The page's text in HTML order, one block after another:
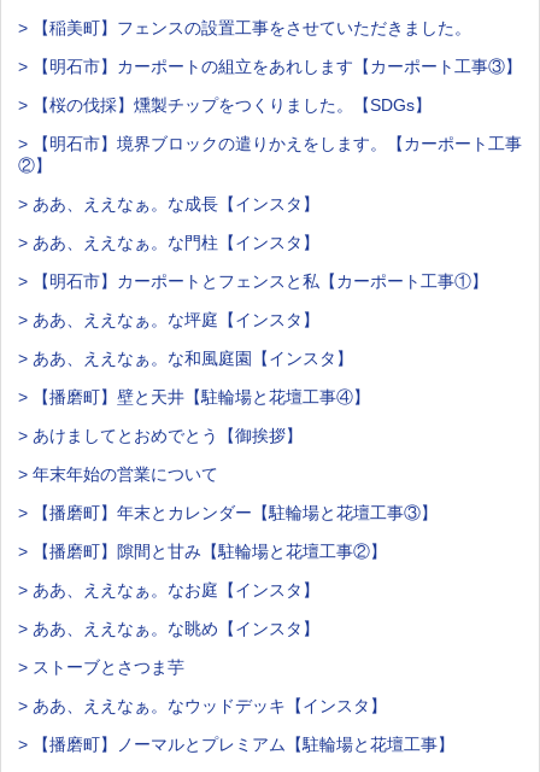
> 【稲美町】フェンスの設置工事をさせていただきました。
> 【明石市】カーポートの組立をあれします【カーポート工事③】
> 【桜の伐採】燻製チップをつくりました。【SDGs】
> 【明石市】境界ブロックの遣りかえをします。【カーポート工事
②】
> ああ、ええなぁ。な成長【インスタ】
> ああ、ええなぁ。な門柱【インスタ】
> 【明石市】カーポートとフェンスと私【カーポート工事①】
> ああ、ええなぁ。な坪庭【インスタ】
> ああ、ええなぁ。な和風庭園【インスタ】
> 【播磨町】壁と天井【駐輪場と花壇工事④】
> あけましてとおめでとう【御挨拶】
> 年末年始の営業について
> 【播磨町】年末とカレンダー【駐輪場と花壇工事③】
> 【播磨町】隙間と甘み【駐輪場と花壇工事②】
> ああ、ええなぁ。なお庭【インスタ】
> ああ、ええなぁ。な眺め【インスタ】
> ストーブとさつま芋
> ああ、ええなぁ。なウッドデッキ【インスタ】
> 【播磨町】ノーマルとプレミアム【駐輪場と花壇工事】